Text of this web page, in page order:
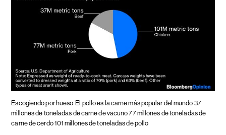
Escogiendo por hueso El pollo es la carne más popular del mundo 37
millones de toneladas de carne de vacuno 77 millones de toneladas de
carne de cerdo 101 millones de toneladas de pollo